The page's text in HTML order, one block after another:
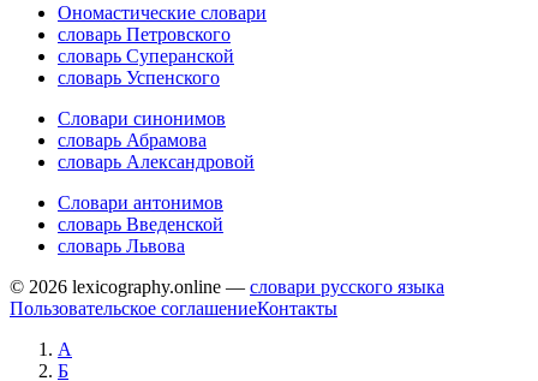
Ономастические словари
словарь Петровского
словарь Суперанской
словарь Успенского
Словари синонимов
словарь Абрамова
словарь Александровой
Словари антонимов
словарь Введенской
словарь Львова
© 2026 lexicography.online — словари русского языка
Пользовательское соглашениеКонтакты
А
Б